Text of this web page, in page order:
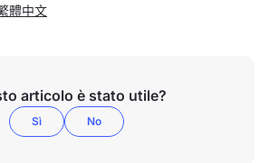
體中文
articolo è stato utile?
Sì No